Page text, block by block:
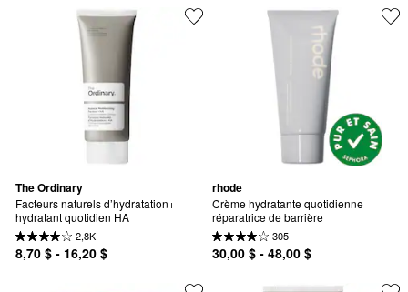
The Ordinary
Facteurs naturels d’hydratation+
hydratant quotidien HA
2,8K
8,70 $ - 16,20 $
rhode
Crème hydratante quotidienne
réparatrice de barrière
305
30,00 $ - 48,00 $